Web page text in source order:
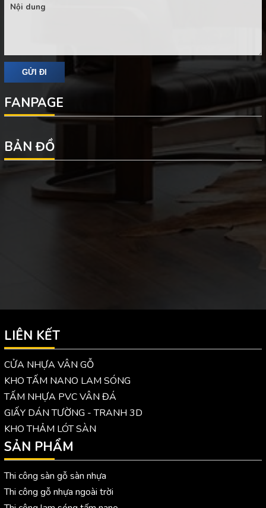
FANPAGE
BẢN ĐỒ
LIÊN KẾT
CỬA NHỰA VÂN GỖ
KHO TẤM NANO LAM SÓNG
TẤM NHỰA PVC VÂN ĐÁ
GIẤY DÁN TƯỜNG - TRANH 3D
KHO THẢM LÓT SÀN
SẢN PHẨM
Thi công sàn gỗ sàn nhựa
Thi công gỗ nhựa ngoài trời